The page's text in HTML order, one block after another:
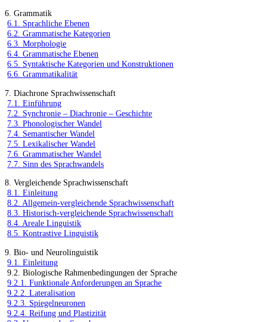
6. Grammatik
6.1. Sprachliche Ebenen
6.2. Grammatische Kategorien
6.3. Morphologie
6.4. Grammatische Ebenen
6.5. Syntaktische Kategorien und Konstruktionen
6.6. Grammatikalität
7. Diachrone Sprachwissenschaft
7.1. Einführung
7.2. Synchronie – Diachronie – Geschichte
7.3. Phonologischer Wandel
7.4. Semantischer Wandel
7.5. Lexikalischer Wandel
7.6. Grammatischer Wandel
7.7. Sinn des Sprachwandels
8. Vergleichende Sprachwissenschaft
8.1. Einleitung
8.2. Allgemein-vergleichende Sprachwissenschaft
8.3. Historisch-vergleichende Sprachwissenschaft
8.4. Areale Linguistik
8.5. Kontrastive Linguistik
9. Bio- und Neurolinguistik
9.1. Einleitung
9.2. Biologische Rahmenbedingungen der Sprache
9.2.1. Funktionale Anforderungen an Sprache
9.2.2. Lateralisation
9.2.3. Spiegelneuronen
9.2.4. Reifung und Plastizität